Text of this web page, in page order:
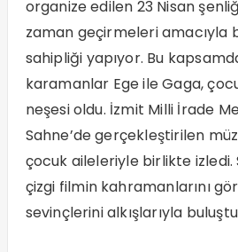
organize edilen 23 Nisan
zaman geçirmeleri amacıyla
sahipliği yapıyor. Bu
karamanlar Ege ile Gaga,
neşesi oldu. İzmit Milli İrade
Sahne’de gerçekleştirilen
çocuk aileleriyle birlikte
çizgi filmin kahramanlarını
sevinçlerini alkışlarıyla